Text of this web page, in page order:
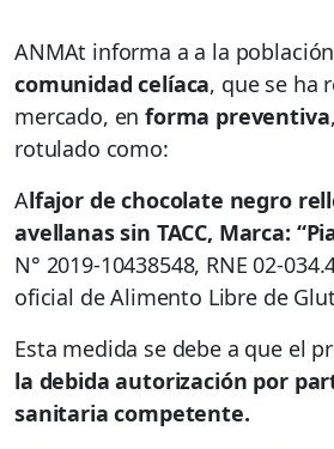
ANMAt informa a a la
comunidad celíaca, que se ha
mercado, enforma preventiva
rotulado como:
Alfajor de chocolate negro
avellanas sin TACC, Marca:
N° 2019-10438548, RNE 02-
oficial de Alimento Libre de
Esta medida se debe a que el
la debida autorización por
sanitaria competente.